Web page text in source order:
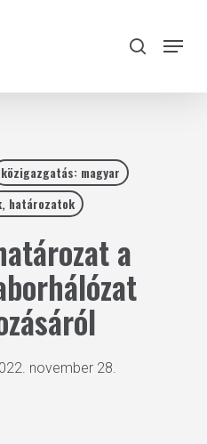
search
Menu
közigazgatás: magyar
határozatok
a
november 28.
Close